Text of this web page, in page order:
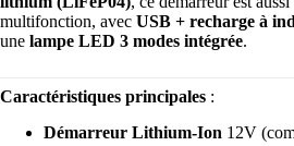
multifonction, avec USB + recharge à
une lampe LED 3 modes intégrée.
Caractéristiques principales :
Démarreur Lithium-Ion 12V